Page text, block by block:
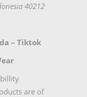
40212
– Tiktok
are of